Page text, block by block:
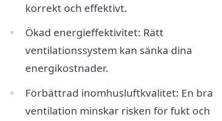
korrekt och effektivt.
Ökad energieffektivitet: Rätt
ventilationssystem kan sänka dina
energikostnader.
Förbättrad inomhusluftkvalitet: En bra
ventilation minskar risken för fukt och